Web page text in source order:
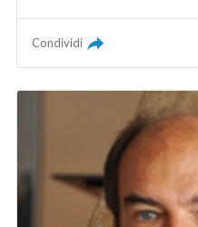
Condividi